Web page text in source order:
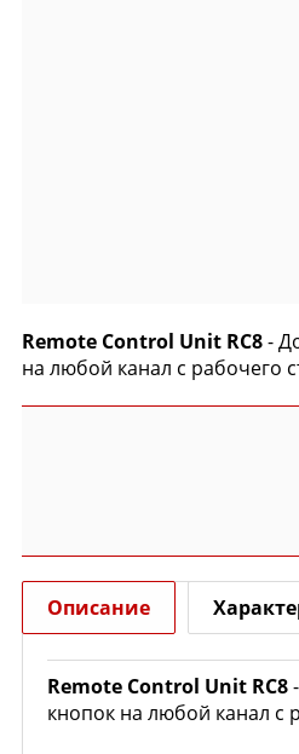
Remote Control Unit RC8-
на любой канал с рабочего
Описание
Remote Control Unit RC8
кнопок на любой канал с